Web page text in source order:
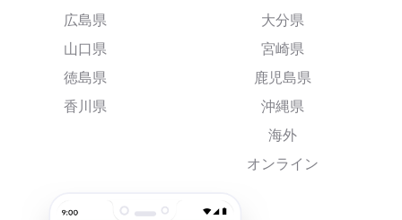
広島県
山口県
徳島県
香川県
大分県
宮崎県
鹿児島県
沖縄県
海外
オンライン